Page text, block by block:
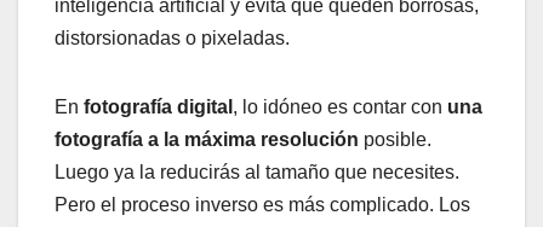
inteligencia artificial y evita que queden borrosas,
distorsionadas o pixeladas.
En fotografía digital , lo idóneo es contar con una
fotografía a la máxima resolución posible.
Luego ya la reducirás al tamaño que necesites.
Pero el proceso inverso es más complicado. Los